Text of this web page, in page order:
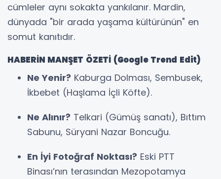
cümleler aynı sokakta yankılanır. Mardin,
dünyada "bir arada yaşama kültürünün" en
somut kanıtıdır.
HABERİN MANŞET ÖZETİ (Google Trend Edit)
Ne Yenir? Kaburga Dolması, Sembusek,
İkbebet (Haşlama İçli Köfte).
Ne Alınır? Telkari (Gümüş sanatı), Bıttım
Sabunu, Süryani Nazar Boncuğu.
En İyi Fotoğraf Noktası? Eski PTT
Binası’nın terasından Mezopotamya